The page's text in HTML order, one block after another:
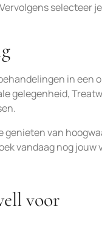
selecteer
in een
gelegenheid,
genieten van
vandaag nog jouw
voor